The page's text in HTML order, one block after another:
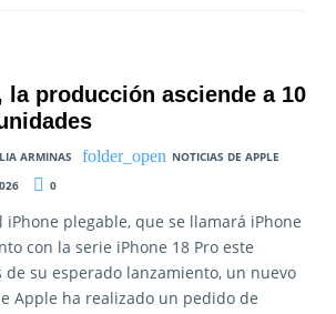
la producción asciende a 10
ARMINAS
NOTICIAS DE APPLE
0
iPhone plegable, que se llamará iPhone
con la serie iPhone 18 Pro este
su esperado lanzamiento, un nuevo
Apple ha realizado un pedido de